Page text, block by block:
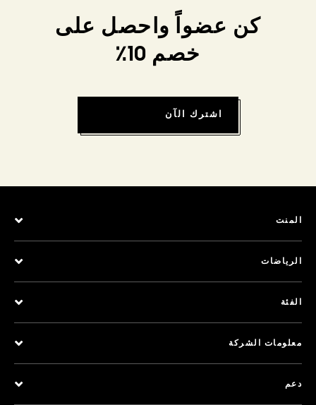
كن عضواً واحصل على
خصم 10٪
اشترك الآن
المنت
الرياضات
الفئة
معلومات الشركة
دعم